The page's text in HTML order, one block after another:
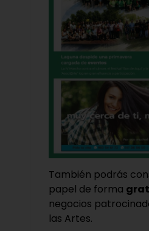
También podrás
papel de forma
negocios
las Artes.